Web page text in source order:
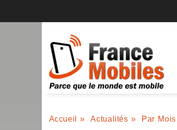
Accueil » Actualités » Par Mois